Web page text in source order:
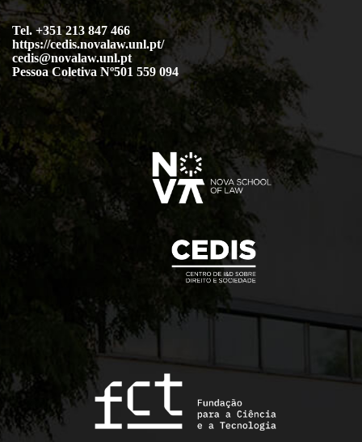
Tel. +351 213 847 466
https://cedis.novalaw.unl.pt/
cedis@novalaw.unl.pt
Pessoa Coletiva Nº501 559 094